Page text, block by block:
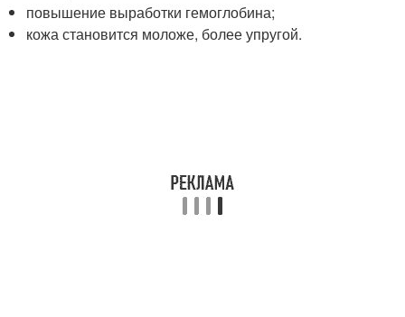
повышение выработки гемоглобина;
кожа становится моложе, более упругой.